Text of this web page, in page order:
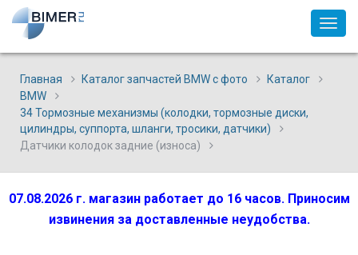
Главная Каталог запчастей BMW с фото
Каталог
BMW
34 Тормозные механизмы (колодки, тормозные диски,
цилиндры, суппорта, шланги, тросики, датчики)
Датчики колодок задние (износа)
07.08.2026 г. магазин работает до 16 часов. Приносим
извинения за доставленные неудобства.